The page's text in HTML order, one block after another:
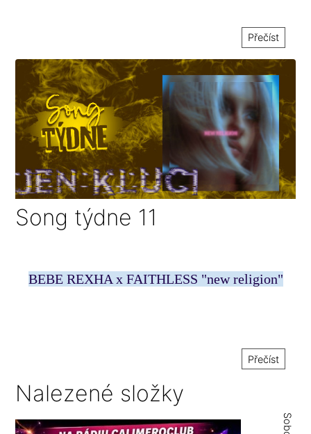
Přečíst
Song týdne 11
BEBE REXHA x FAITHLESS "new religion"
Přečíst
Nalezené složky